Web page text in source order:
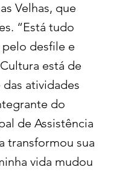
Velhas, que
“Está tudo
desfile e
está de
atividades
do
de Assistência
transformou sua
vida mudou